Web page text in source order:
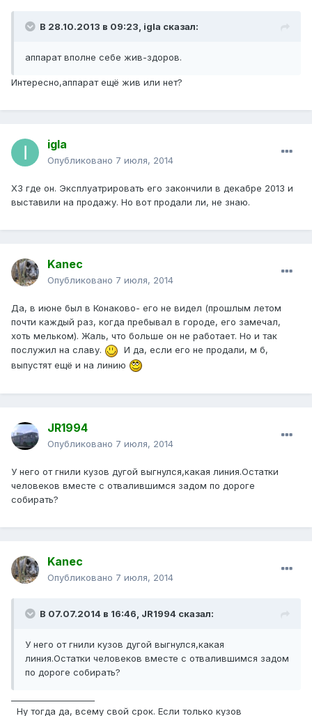
В 28.10.2013 в 09:23, igla сказал:
аппарат вполне себе жив-здоров.
Интересно,аппарат ещё жив или нет?
igla
Опубликовано 7 июля, 2014
ХЗ где он. Эксплуатрировать его закончили в декабре 2013 и
выставили на продажу. Но вот продали ли, не знаю.
Kanec
Опубликовано 7 июля, 2014
Да, в июне был в Конаково- его не видел (прошлым летом
почти каждый раз, когда пребывал в городе, его замечал,
хоть мельком). Жаль, что больше он не работает. Но и так
послужил на славу.
И да, если его не продали, м б,
выпустят ещё и на линию
JR1994
Опубликовано 7 июля, 2014
У него от гнили кузов дугой выгнулся,какая линия.Остатки
человеков вместе с отвалившимся задом по дороге
собирать?
Kanec
Опубликовано 7 июля, 2014
В 07.07.2014 в 16:46, JR1994 сказал:
У него от гнили кузов дугой выгнулся,какая
линия.Остатки человеков вместе с отвалившимся задом
по дороге собирать?
Ну тогда да, всему свой срок. Если только кузов